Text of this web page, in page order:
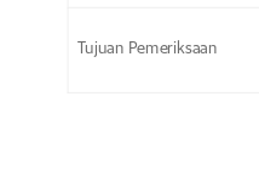
Tujuan Pemeriksaan